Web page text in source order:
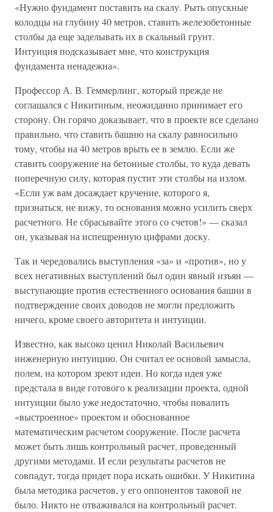
«Нужно фундамент поставить на скалу. Рыть опускные
колодцы на глубину 40 метров, ставить железобетонные
столбы да еще заделывать их в скальный грунт.
Интуиция подсказывает мне, что конструкция
фундамента ненадежна».
Профессор А. В. Геммерлинг, который прежде не
соглашался с Никитиным, неожиданно принимает его
сторону. Он горячо доказывает, что в проекте все сделано
правильно, что ставить башню на скалу равносильно
тому, чтобы на 40 метров врыть ее в землю. Если же
ставить сооружение на бетонные столбы, то куда девать
поперечную силу, которая пустит эти столбы на излом.
«Если уж вам досаждает кручение, которого я,
признаться, не вижу, то основания можно усилить сверх
расчетного. Не сбрасывайте этого со счетов!» — сказал
он, указывая на испещренную цифрами доску.
Так и чередовались выступления «за» и «против», но у
всех негативных выступлений был один явный изъян —
выступающие против естественного основания башни в
подтверждение своих доводов не могли предложить
ничего, кроме своего авторитета и интуиции.
Известно, как высоко ценил Николай Васильевич
инженерную интуицию. Он считал ее основой замысла,
полем, на котором зреют идеи. Но когда идея уже
предстала в виде готового к реализации проекта, одной
интуиции было уже недостаточно, чтобы повалить
«выстроенное» проектом и обоснованное
математическим расчетом сооружение. После расчета
может быть лишь контрольный расчет, проведенный
другими методами. И если результаты расчетов не
совпадут, тогда придет пора искать ошибки. У Никитина
была методика расчетов, у его оппонентов таковой не
было. Никто не отваживался на контрольный расчет.